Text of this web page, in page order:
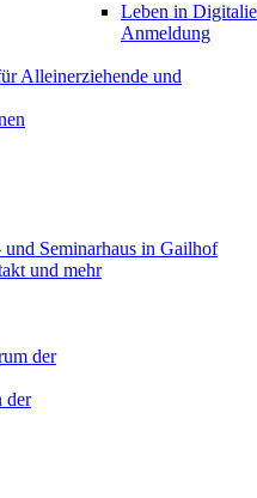
Leben in
Anmeldung
Alleinerziehende und
und Seminarhaus in Gailhof
und mehr
der
der